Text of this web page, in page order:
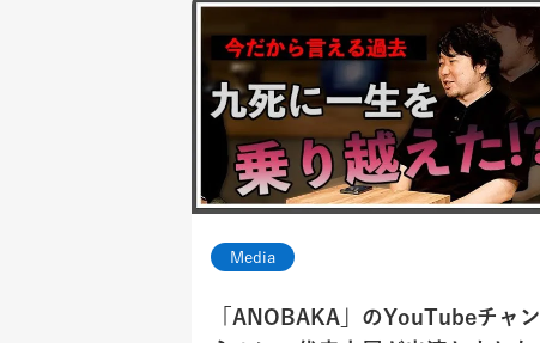
Media
「ANOBAKA」のYouTubeチャン